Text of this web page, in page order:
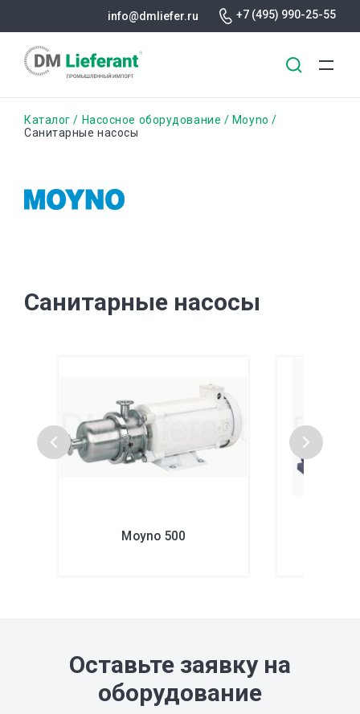
info@dmliefer.ru +7 (495) 990-25-55
Строка
Каталог Насосное оборудование
Moyno
Санитарные насосы
Санитарные насосы
Moyno 500
Оставьте заявку на
оборудование